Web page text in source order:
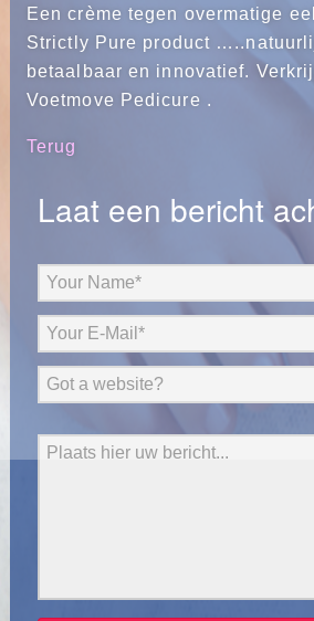
Een crème tegen overmatige
Strictly Pure product
betaalbaar en innovatief.
Voetmove Pedicure .
Terug
Laat een bericht